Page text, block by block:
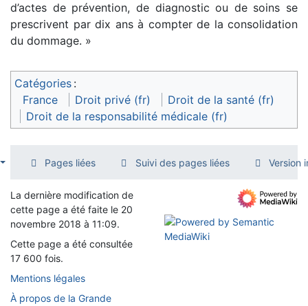
d’actes de prévention, de diagnostic ou de soins se
prescrivent par dix ans à compter de la consolidation
du dommage. »
Catégories :
France
Droit privé (fr)
Droit de la santé (fr)
Droit de la responsabilité médicale (fr)
Pages liées Suivi des pages liées Version
La dernière modification de
cette page a été faite le 20
novembre 2018 à 11:09.
Cette page a été consultée
17 600 fois.
Mentions légales
À propos de la Grande